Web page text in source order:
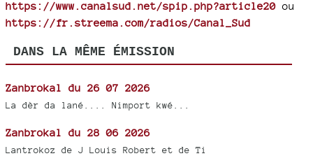
https://www.canalsud.net/spip.php?article20 ou
https://fr.streema.com/radios/Canal_Sud
DANS LA MÊME ÉMISSION
Zanbrokal du 26 07 2026
La dèr da lané.... Nimport kwé...
Zanbrokal du 28 06 2026
Lantrokoz de J Louis Robert et de Ti